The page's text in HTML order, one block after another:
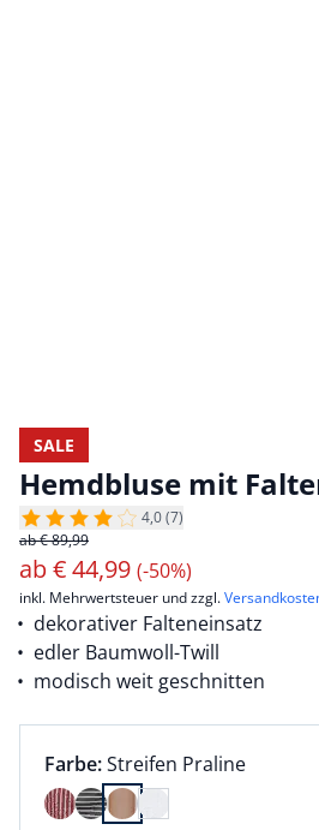
SALE
Hemdbluse mit
4,0 (7)
ab € 89,99
ab€44,99 (-50%)
inkl. Mehrwertsteuer und zzgl.
dekorativer Falteneinsatz
edler Baumwoll-Twill
modisch weit geschnitten
Farbauswahl:
Farbe:aktuell ausgewählt:
Streifen Praline
Farbe Streifen Praline